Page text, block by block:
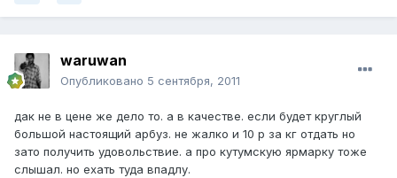
waruwan
Опубликовано 5 сентября, 2011
дак не в цене же дело то. а в качестве. если будет круглый
большой настоящий арбуз. не жалко и 10 р за кг отдать но
зато получить удовольствие. а про кутумскую ярмарку тоже
слышал. но ехать туда впадлу.